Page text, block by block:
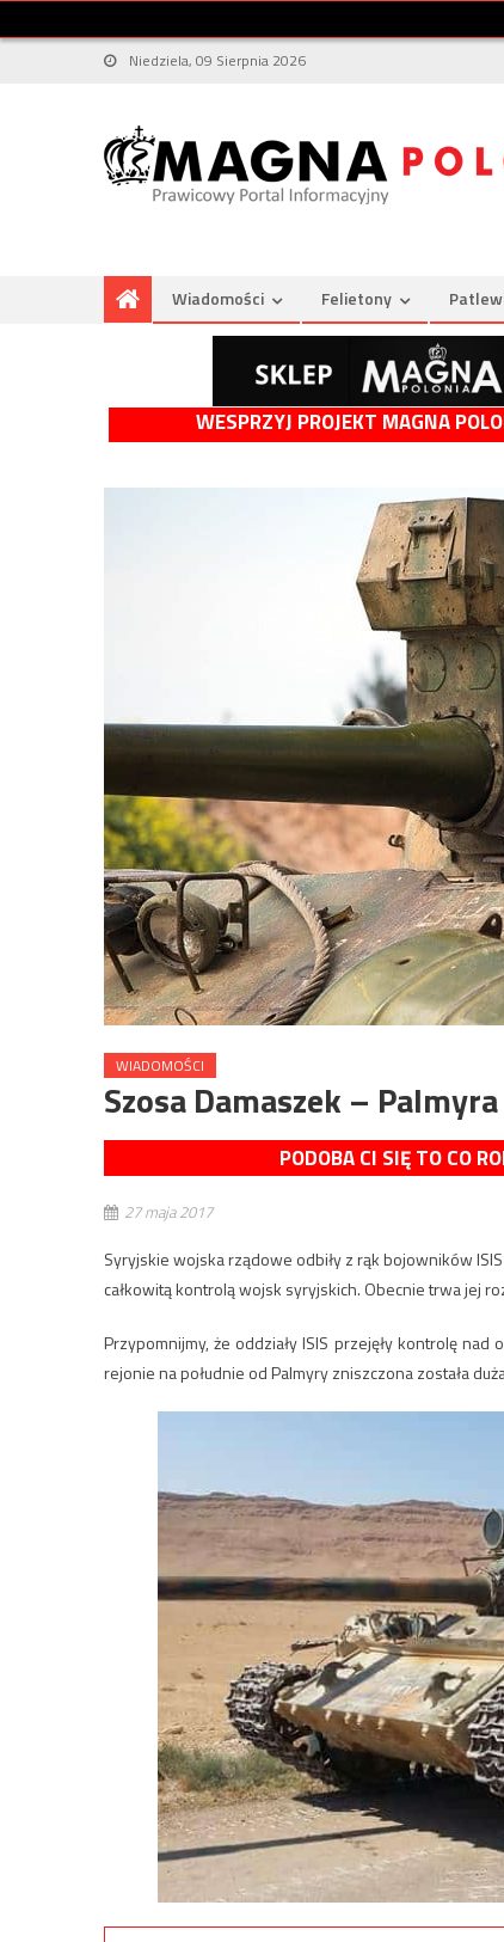
Niedziela, 09 Sierpnia 2026
Wiadomości Felietony
WESPRZYJ PROJEKT MAGNA
WIADOMOŚCI
Szosa Damaszek –
PODOBA CI SIĘ TO CO
27 maja 2017
Syryjskie wojska rządowe odbiły z rąk bojowników
całkowitą kontrolą wojsk syryjskich. Obecnie trwa jej
Przypomnijmy, że oddziały ISIS przejęły kontrolę
rejonie na południe od Palmyry zniszczona została